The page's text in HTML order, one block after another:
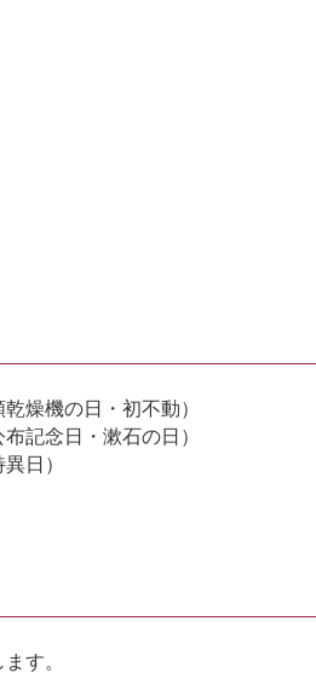
燥機の日・初不動）
記念日・漱石の日）
日）
す。